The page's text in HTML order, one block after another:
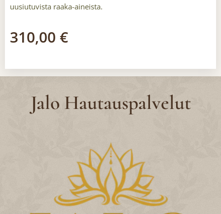
uusiutuvista raaka-aineista.
310,00 €
Jalo Hautauspalvelut